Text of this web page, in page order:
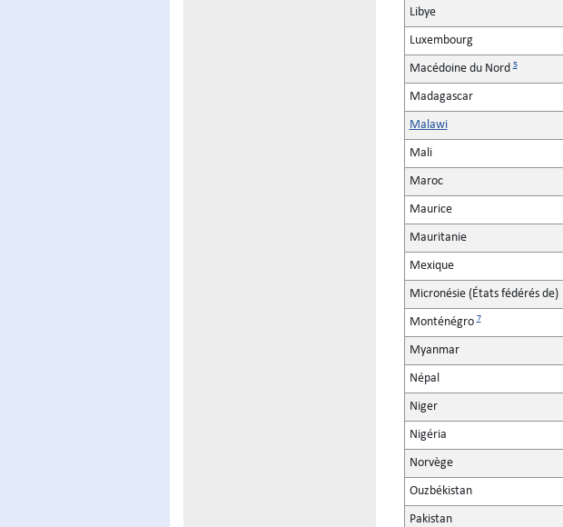
Libye
Luxembourg
Macédoine du Nord5
Madagascar
Malawi
Mali
Maroc
Maurice
Mauritanie
Mexique
Micronésie (États fédérés de)
Monténégro7
Myanmar
Népal
Niger
Nigéria
Norvège
Ouzbékistan
Pakistan